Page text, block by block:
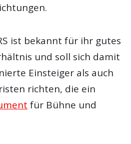
ist bekannt für ihr gutes
und soll sich damit
Einsteiger als auch
richten, die ein
für Bühne und